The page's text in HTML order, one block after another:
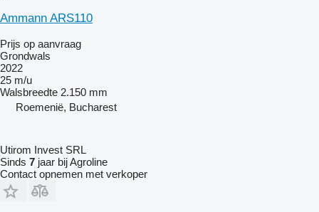
Ammann ARS110
Prijs op aanvraag
Grondwals
2022
25 m/u
Walsbreedte 2.150 mm
Roemenië, Bucharest
Utirom Invest SRL
Sinds 7 jaar bij Agroline
Contact opnemen met verkoper